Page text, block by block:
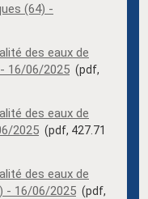
(64) -
des eaux de
16/06/2025 (pdf,
des eaux de
2025 (pdf, 427.71
des eaux de
- 16/06/2025 (pdf,